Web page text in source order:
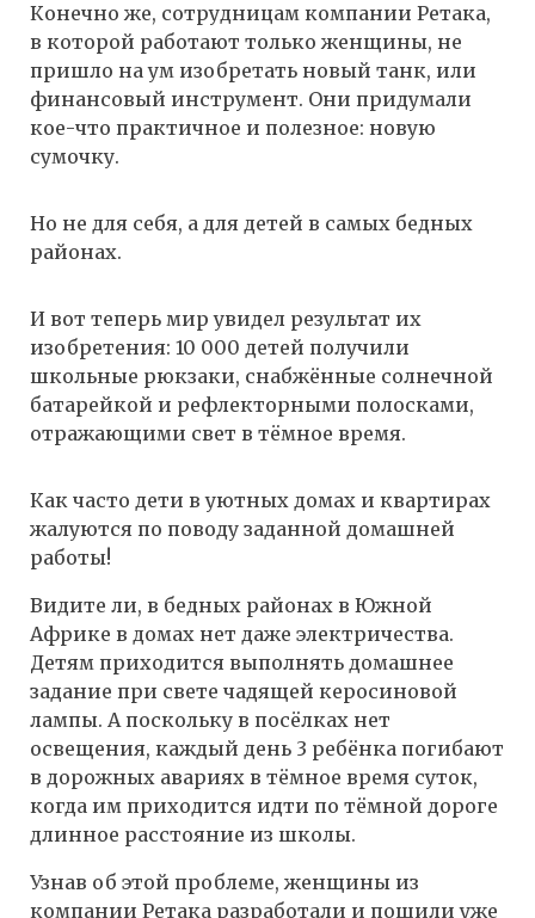
Конечно же, сотрудницам компании Ретака,
в которой работают только женщины, не
пришло на ум изобретать новый танк, или
финансовый инструмент. Они придумали
кое-что практичное и полезное: новую
сумочку.
Но не для себя, а для детей в самых бедных
районах.
И вот теперь мир увидел результат их
изобретения: 10 000 детей получили
школьные рюкзаки, снабжённые солнечной
батарейкой и рефлекторными полосками,
отражающими свет в тёмное время.
Как часто дети в уютных домах и квартирах
жалуются по поводу заданной домашней
работы!
Видите ли, в бедных районах в Южной
Африке в домах нет даже электричества.
Детям приходится выполнять домашнее
задание при свете чадящей керосиновой
лампы. А поскольку в посёлках нет
освещения, каждый день 3 ребёнка погибают
в дорожных авариях в тёмное время суток,
когда им приходится идти по тёмной дороге
длинное расстояние из школы.
Узнав об этой проблеме, женщины из
компании Ретака разработали и пошили уже